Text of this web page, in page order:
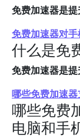
免费加速器是提
免费加速器对
什么是免
免费加速器是提
哪些免费加速
哪些免费
电脑和手